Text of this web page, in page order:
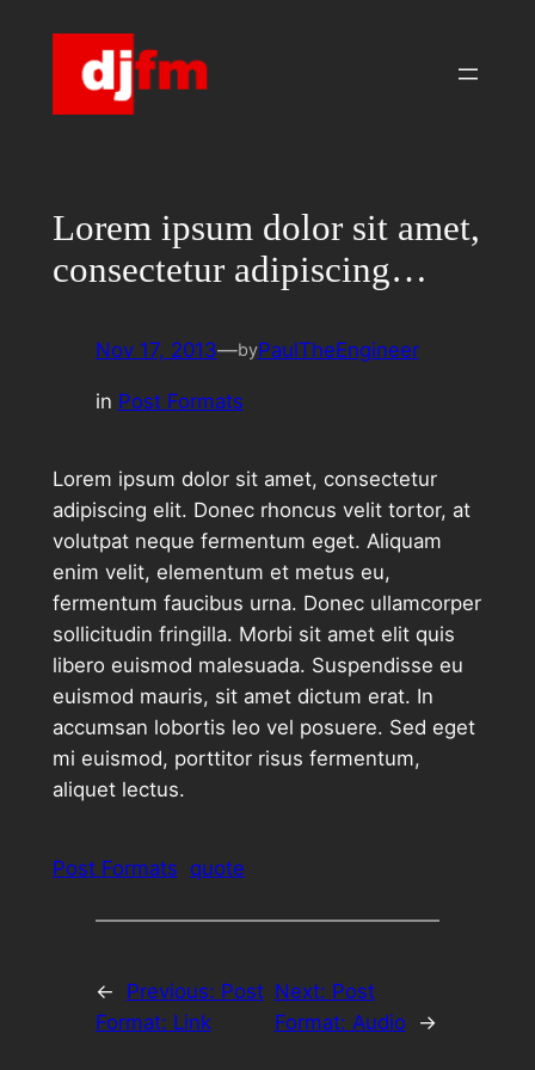
Lorem ipsum dolor sit amet,
consectetur adipiscing…
Nov 17, 2013—byPaulTheEngineer
in Post Formats
Lorem ipsum dolor sit amet, consectetur
adipiscing elit. Donec rhoncus velit tortor, at
volutpat neque fermentum eget. Aliquam
enim velit, elementum et metus eu,
fermentum faucibus urna. Donec ullamcorper
sollicitudin fringilla. Morbi sit amet elit quis
libero euismod malesuada. Suspendisse eu
euismod mauris, sit amet dictum erat. In
accumsan lobortis leo vel posuere. Sed eget
mi euismod, porttitor risus fermentum,
aliquet lectus.
Post Formats quote
← Previous: Post
Format: Link
Next: Post
Format: Audio
→